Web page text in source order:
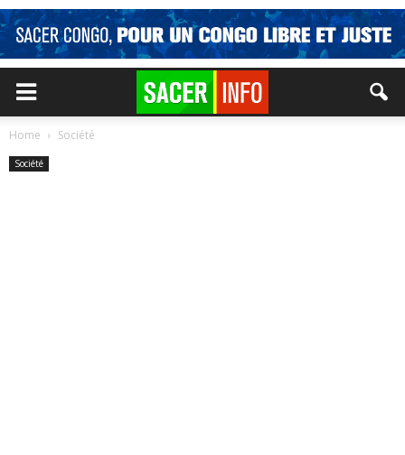
Home Société
Société